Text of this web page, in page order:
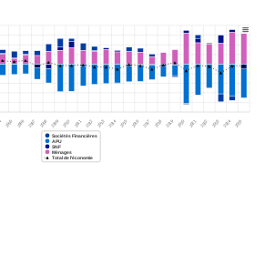
axis displaying YAxis. Range: -250 to
Sociétés Financières
APU
SNF
Ménages
Total de l'économie
2005 2006 2007 2008 2009 2010 2011 2012 2013 2014 2015 2016 2017 2018 2019 2020 2021 2022 2023 2024 2025